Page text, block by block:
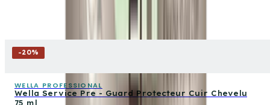
-20%
WELLA PROFESSIONAL
Wella Service Pre - Guard Protecteur Cuir Chevelu
75 ml